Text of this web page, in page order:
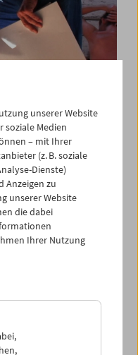
(2018) von
unserer Website
soziale Medien
– mit Ihrer
(z. B. soziale
Dienste)
Anzeigen zu
unserer Website
die dabei
Ihrer Nutzung